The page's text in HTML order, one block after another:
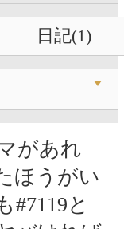
日記(1)
があれ
ほうがい
#7119と